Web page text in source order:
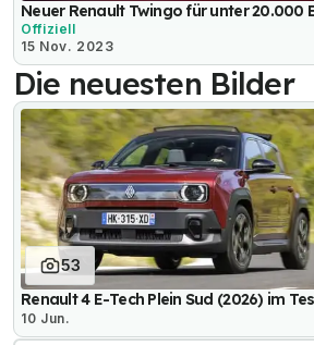
Neuer Renault Twingo für unter 20.000
Offiziell
15 Nov. 2023
Die neuesten Bilder
53
Renault 4 E-Tech Plein Sud (2026) im
10 Jun.